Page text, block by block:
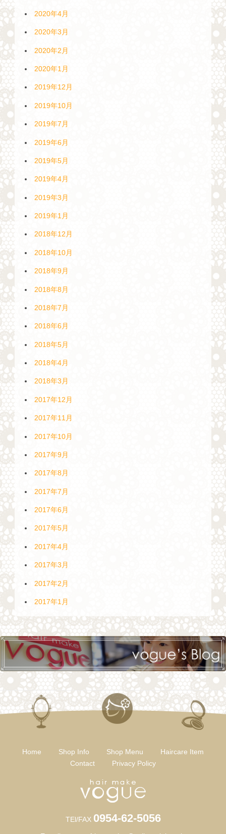
2020年4月
2020年3月
2020年2月
2020年1月
2019年12月
2019年10月
2019年7月
2019年6月
2019年5月
2019年4月
2019年3月
2019年1月
2018年12月
2018年10月
2018年9月
2018年8月
2018年7月
2018年6月
2018年5月
2018年4月
2018年3月
2017年12月
2017年11月
2017年10月
2017年9月
2017年8月
2017年7月
2017年6月
2017年5月
2017年4月
2017年3月
2017年2月
2017年1月
Home Shop Info Shop Menu
Haircare Item
Contact
Privacy Policy
TEl/FAX 0954-62-5056